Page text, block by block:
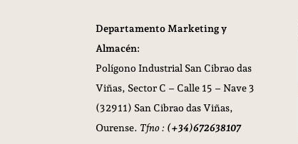
Departamento Marketing y
Almacén:
Polígono Industrial San Cibrao das
Viñas, Sector C – Calle 15 – Nave 3
(32911) San Cibrao das Viñas,
Ourense. Tfno : (+34)672638107